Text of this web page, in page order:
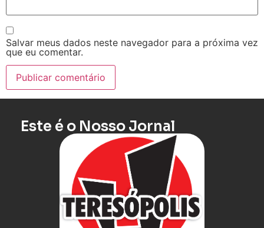
Salvar meus dados neste navegador para a próxima vez
que eu comentar.
Este é o Nosso Jornal